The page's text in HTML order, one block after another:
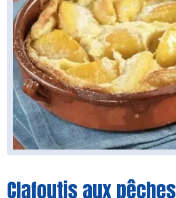
Clafoutis aux pêches